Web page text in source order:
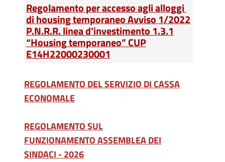
Regolamento per accesso agli alloggi
di housing temporaneo Avviso 1/2022
P.N.R.R. linea d’investimento 1.3.1
“Housing temporaneo” CUP
E14H22000230001
REGOLAMENTO DEL SERVIZIO DI CASSA
ECONOMALE
REGOLAMENTO SUL
FUNZIONAMENTOASSEMBLEA DEI
SINDACI - 2026